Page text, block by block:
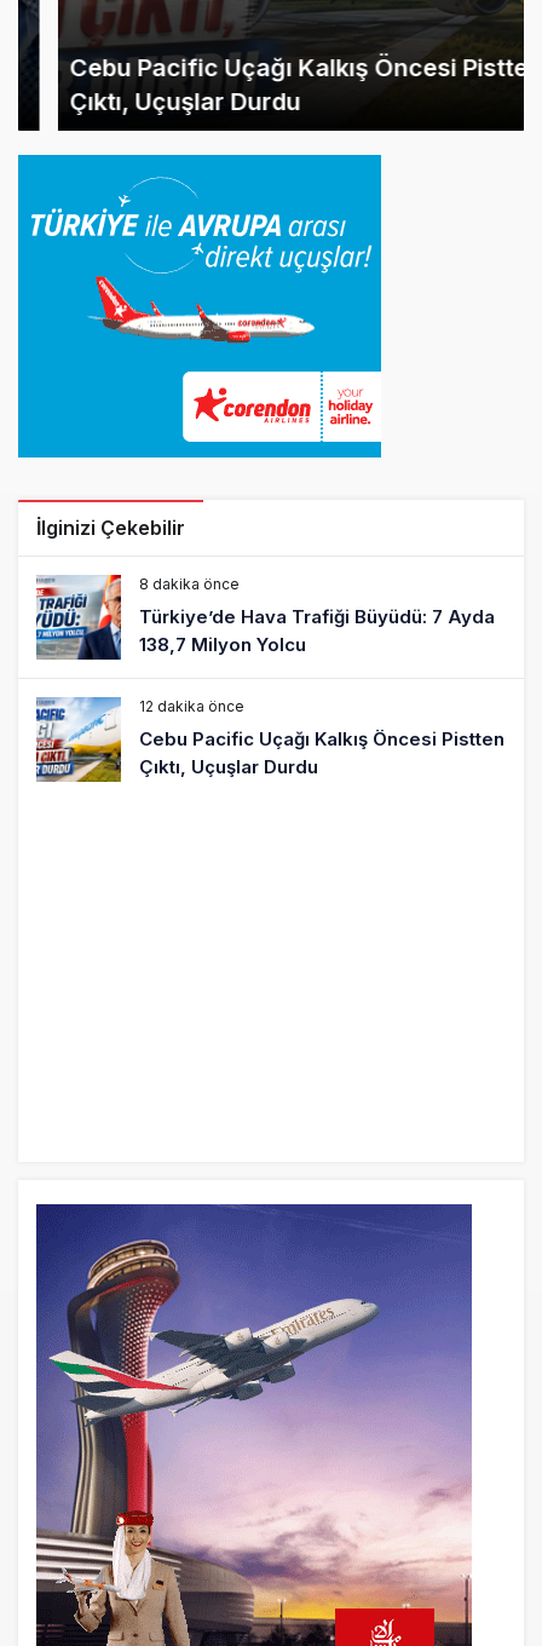
Cebu Pacific Uçağı Kalkış Öncesi Pistten
Çıktı, Uçuşlar Durdu
İlginizi Çekebilir
8 dakika önce
Türkiye’de Hava Trafiği Büyüdü: 7 Ayda
138,7 Milyon Yolcu
12 dakika önce
Cebu Pacific Uçağı Kalkış Öncesi Pistten
Çıktı, Uçuşlar Durdu